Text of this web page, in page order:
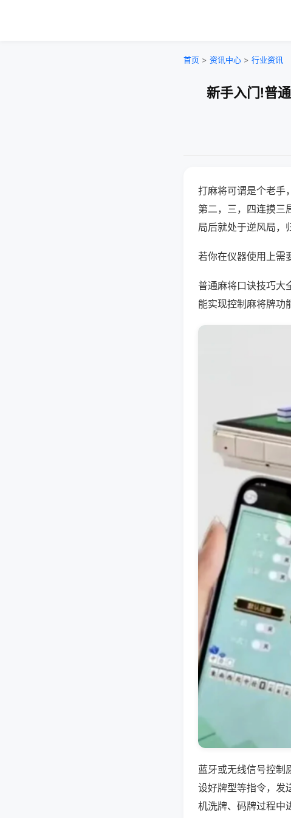
首页 > 资讯中心 > 行业资讯
新手入门!普
打麻将可谓是个老手
第二，三，四连摸三
局后就处于逆风局，
若你在仪器使用上需
普通麻将口诀技巧大
能实现控制麻将牌功
蓝牙或无线信号控制
设好牌型等指令，发
机洗牌、码牌过程中